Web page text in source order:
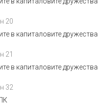
20
в капиталовите дружества
21
в капиталовите дружества
32